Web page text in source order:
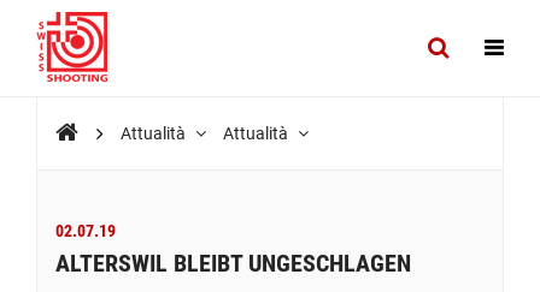
Attualità Attualità
02.07.19
ALTERSWIL BLEIBT UNGESCHLAGEN